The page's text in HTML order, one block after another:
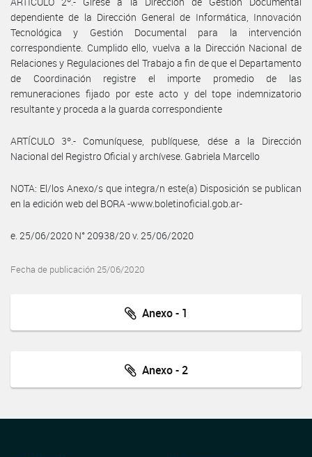
dependiente de la Dirección General de Informática, Innovación
Tecnológica y Gestión Documental para la intervención
correspondiente. Cumplido ello, vuelva a la Dirección Nacional de
Relaciones y Regulaciones del Trabajo a fin de que el Departamento
de Coordinación registre el importe promedio de las
remuneraciones fijado por este acto y del tope indemnizatorio
resultante y proceda a la guarda correspondiente
ARTÍCULO 3º.- Comuníquese, publíquese, dése a la Dirección
Nacional del Registro Oficial y archívese. Gabriela Marcello
NOTA: El/los Anexo/s que integra/n este(a) Disposición se publican
en la edición web del BORA -www.boletinoficial.gob.ar-
e. 25/06/2020 N° 20938/20 v. 25/06/2020
Fecha de publicación 25/06/2020
Anexo - 1
Anexo - 2